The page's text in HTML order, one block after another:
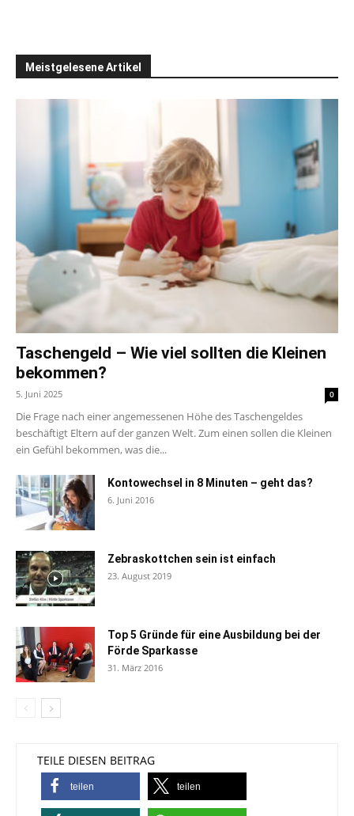
Meistgelesene Artikel
Taschengeld – Wie viel sollten die Kleinen
bekommen?
5. Juni 2025 0
Die Frage nach einer angemessenen Höhe des Taschengeldes
beschäftigt Eltern auf der ganzen Welt. Zum einen sollen die Kleinen
ein Gefühl bekommen, was die...
Kontowechsel in 8 Minuten – geht das?
6. Juni 2016
Zebraskottchen sein ist einfach
23. August 2019
Top 5 Gründe für eine Ausbildung bei der
Förde Sparkasse
31. März 2016
TEILE DIESEN BEITRAG
teilen teilen